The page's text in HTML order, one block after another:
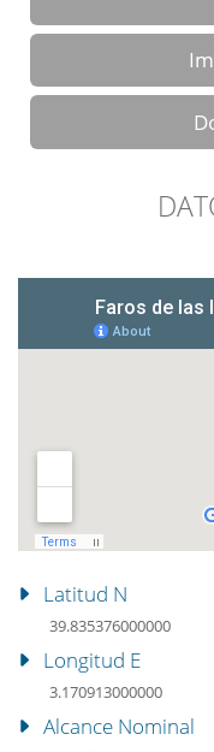
Latitud N
39.835376000000
Longitud E
3.170913000000
Alcance Nominal